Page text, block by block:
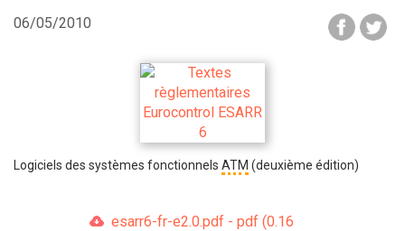
06/05/2010
Logiciels des systèmes fonctionnels ATM (deuxième édition)
esarr6-fr-e2.0.pdf - pdf (0.16